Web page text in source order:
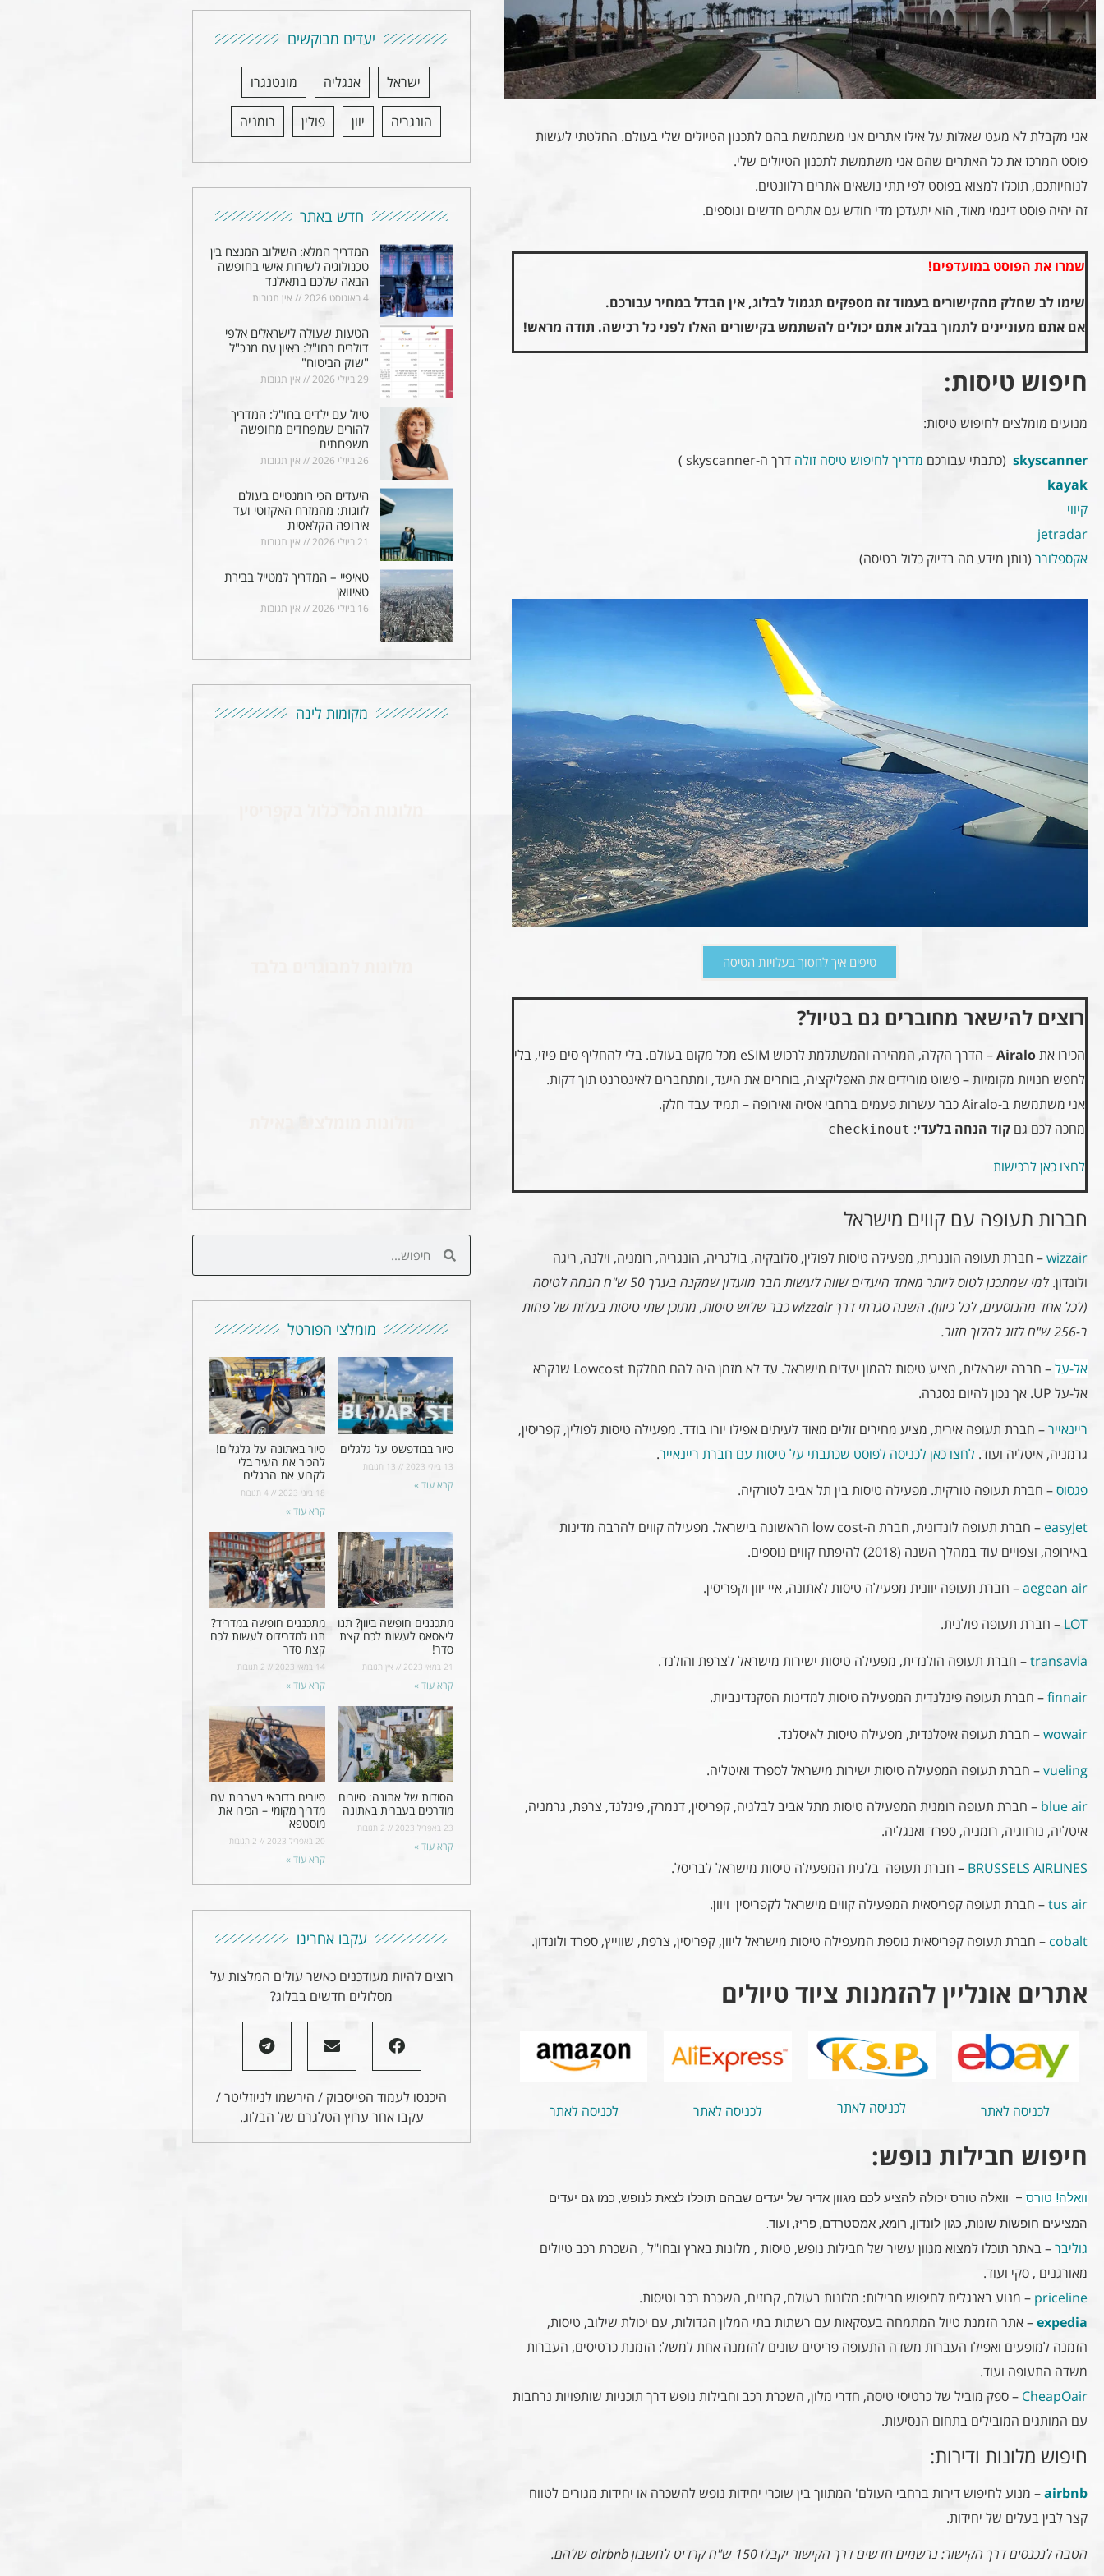
אני מקבלת לא מעט שאלות על אילו אתרים אני משתמשת בהם לתכנון הטיולים שלי בעולם. החלטתי לעשות
פוסט המרכז את כל האתרים שהם אני משתמשת לתכנון הטיולים שלי.
לנוחיותכם, תוכלו למצוא בפוסט לפי תתי נושאים אתרים רלוונטים.
זה יהיה פוסט דינמי מאוד, הוא יתעדכן מדי חודש עם אתרים חדשים ונוספים.
שמרו את הפוסט במועדפים!
שימו לב שחלק מהקישורים בעמוד זה מספקים תגמול לבלוג, אין הבדל במחיר עבורכם.
אם אתם מעוניינים לתמוך בבלוג אתם יכולים להשתמש בקישורים האלו לפני כל רכישה. תודה מראש!
חיפוש טיסות:
מנועים מומלצים לחיפוש טיסות:
skyscanner (כתבתי עבורכם מדריך לחיפוש טיסה זולה דרך ה-skyscanner )
kayak
קיווי
jetradar
אקספלורר (נותן מידע מה בדיוק כלול בטיסה)
טיפים איך לחסוך בעלויות הטיסה
רוצים להישאר מחוברים גם בטיול?
הכירו אתAiralo
– הדרך הקלה, המהירה והמשתלמת לרכוש eSIM מכל מקום בעולם. בלי להחליף סים פיזי, בלי
לחפש חנויות מקומיות – פשוט מורידים את האפליקציה, בוחרים את היעד, ומתחברים לאינטרנט תוך דקות.
אני משתמשת ב-Airalo כבר עשרות פעמים ברחבי אסיה ואירופה – תמיד עבד חלק.
מחכה לכם גם קוד הנחה בלעדי:
checkinout
לחצו כאן לרכישות
חברות תעופה עם קווים מישראל
wizzair– חברת תעופה הונגרית, מפעילה טיסות לפולין, סלובקיה, בולגריה, הונגריה, רומניה, וילנה, ריגה
ולונדון.
למי שמתכנן לטוס ליותר מאחד היעדים שווה לעשות חבר מועדון שמקנה בערך 50 ש"ח הנחה לטיסה
(לכל אחד מהנוסעים, לכל כיוון). השנה סגרתי דרך wizzair כבר שלוש טיסות, מתוכן שתי טיסות בעלות של פחות
ב-256 ש"ח לזוג להלוך חזור.
אל-על
– חברה ישראלית, מציע טיסות להמון יעדים מישראל. עד לא מזמן היה להם מחלקת Lowcost שנקרא
אל-על UP. אך נכון להיום נסגרה.
ריינאייר– חברת תעופה אירית, מציע מחירים זולים מאוד לעיתים אפילו יורו בודד. מפעילה טיסות לפולין, קפריסין,
גרמניה, איטליה ועוד. לחצו כאן לכניסה לפוסט שכתבתי על טיסות עם חברת ריינאייר.
פגסוס– חברת תעופה טורקית. מפעילה טיסות בין תל אביב לטורקיה.
easyJet
– חברת תעופה לונדונית, חברת ה-low cost הראשונה בישראל. מפעילה קווים להרבה מדינות
באירופה, וצפויים עוד במהלך השנה (2018) להיפתח קווים נוספים.
aegean air
– חברת תעופה יוונית מפעילה טיסות לאתונה, איי יוון וקפריסין.
LOT – חברת תעופה פולנית.
transavia– חברת תעופה הולנדית, מפעילה טיסות ישירות מישראל לצרפת והולנד.
finnair– חברת תעופה פינלנדית המפעילה טיסות למדינות הסקנדינביות.
wowair– חברת תעופה איסלנדית, מפעילה טיסות לאיסלנד.
vueling– חברת תעופה המפעילה טיסות ישירות מישראל לספרד ואיטליה.
blue air – חברת תעופה רומנית המפעילה טיסות מתל אביב לבלגיה, קפריסין, דנמרק, פינלנד, צרפת, גרמניה,
איטליה, נורווגיה, רומניה, ספרד ואנגליה.
BRUSSELS AIRLINES
– חברת תעופה בלגית המפעילה טיסות מישראל לבריסל.
tus air– חברת תעופה קפריסאית המפעילה קווים מישראל לקפריסין ויוון.
cobalt – חברת תעופה קפריסאית נוספת המעפילה טיסות מישראל ליוון, קפריסין, צרפת, שווייץ, ספרד ולונדון.
אתרים אונליין להזמנות ציוד טיולים
לכניסה לאתר לכניסה לאתר לכניסה לאתר לכניסה לאתר
חיפוש חבילות נופש:
וואלה! טורס – וואלה טורס יכולה להציע לכם מגוון אדיר של יעדים שבהם תוכלו לצאת לנופש, כמו גם יעדים
המציעים חופשות שונות, כגון לונדון, רומא, אמסטרדם, פריז, ועוד.
גוליבר– באתר תוכלו למצוא מגוון עשיר של חבילות נופש, טיסות , מלונות בארץ ובחו"ל , השכרת רכב טיולים
מאורגנים , סקי ועוד.
priceline – מנוע באנגלית לחיפוש חבילות: מלונות בעולם, קרוזים, השכרת רכב וטיסות.
expedia– אתר הזמנת טיול המתמחה בעסקאות עם רשתות בתי המלון הגדולות, עם יכולת שילוב, טיסות,
הזמנה למופעים ואפילו העברות משדה התעופה פריטים שונים להזמנה אחת למשל: הזמנת כרטיסים, העברות
משדה התעופה ועוד.
CheapOair – ספק מוביל של כרטיסי טיסה, חדרי מלון, השכרת רכב וחבילות נופש דרך תוכניות שותפויות נרחבות
עם המותגים המובילים בתחום הנסיעות.
חיפוש מלונות ודירות:
airbnb– מנוע לחיפוש דירות ברחבי העולם' המתווך בין שוכרי יחידות נופש להשכרה או יחידות מגורים לטווח
קצר לבין בעלים של יחידות.
הטבה לנכנסים דרך הקישור: נרשמים חדשים דרך הקישור יקבלו 150 ש"ח קרדיט לחשבון airbnb שלהם.
יעדים מבוקשים
ישראל אנגליה מונטנגרו
הונגריה יוון פולין רומניה
חדש באתר
המדריך המלא: השילוב המנצח בין
טכנולוגיה לשירות אישי בחופשה
הבאה שלכם בתאילנד
4 באוגוסט 2026 אין תגובות
הטעות שעולה לישראלים אלפי
דולרים בחו"ל: ראיון עם מנכ"ל
"שוק הביטוח"
29 ביולי 2026 אין תגובות
טיול עם ילדים בחו"ל: המדריך
להורים שמפחדים מחופשה
משפחתית
26 ביולי 2026 אין תגובות
היעדים הכי רומנטיים בעולם
לזוגות: מהמזרח האקזוטי ועד
אירופה הקלאסית
21 ביולי 2026 אין תגובות
טאיפיי – המדריך למטייל בבירת
טאיוואן
16 ביולי 2026 אין תגובות
מקומות לינה
מומלצי הפורטל
סיור בבודפשט על גלגלים
13 ביולי 2023
קרא עוד »
סיור באתונה על גלגלים!
להכיר את העיר בלי
לקרוע את הרגלים
18 ביוני 2023
קרא עוד »
מתכננים חופשה ביוון? תנו
ליאסאס לעשות לכם קצת
סדר!
21 במאי 2023 אין תגובות
קרא עוד »
מתכננים חופשה במדריד?
תנו למדרידוס לעשות לכם
קצת סדר
14 במאי 2023
קרא עוד »
הסודות של אתונה: סיורים
מודרכים בעברית באתונה
23 באפריל 2023
קרא עוד »
סיורים בדובאי בעברית עם
מדריך מקומי – הכירו את
מוסטפא
20 באפריל 2023
קרא עוד »
עקבו אחרינו
רוצים להיות מעודכנים כאשר עולים המלצות על
מסלולים חדשים בבלוג?
היכנסו לעמוד הפייסבוק / הירשמו לניוזליטר /
עקבו אחר ערוץ הטלגרם של הבלוג.